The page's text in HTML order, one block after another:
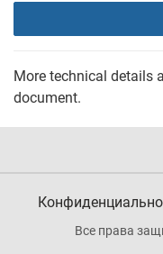
More technical details
document.
Все права